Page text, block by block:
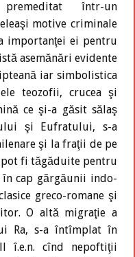
într-un
motive criminale
importanţei ei pentru
asemănări evidente
iar simbolistica
teozofii, crucea şi
ce şi-a găsit sălaş
şi Eufratului, s-a
şi la fraţii de pe
fi tăgăduite pentru
cap gărgăunii indo-
greco-romane şi
O altă migraţie a
Ra, s-a întîmplat în
î.e.n. cînd nepoftiţii